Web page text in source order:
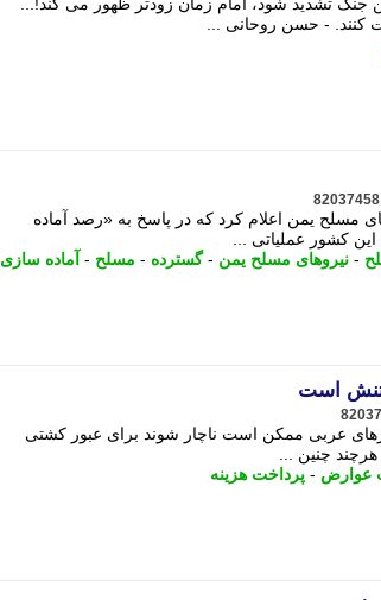
کنند. - حسن روحانی ...
82037458
مسلح یمن اعلام کرد که در پاسخ به «رصد آماده
کشور عملیاتی ...
- نیروهای مسلح یمن -گسترده - مسلح - آماده سازی
تنش است
عربی ممکن است ناچار شوند برای عبور کشتی
چنین ...
عوارض - پرداخت هزینه